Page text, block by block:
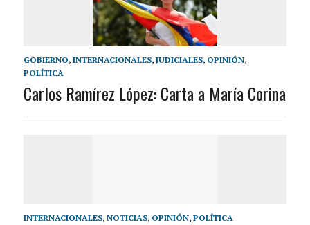
GOBIERNO, INTERNACIONALES, JUDICIALES, OPINIÓN,
POLÍTICA
Carlos Ramírez López: Carta a María Corina
INTERNACIONALES, NOTICIAS, OPINIÓN, POLÍTICA